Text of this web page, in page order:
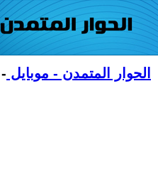
الحوار المتمدن - موبايل -